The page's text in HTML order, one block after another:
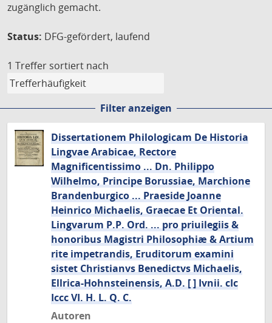
zugänglich gemacht.
Status: DFG-gefördert, laufend
1 Treffer sortiert nach
Filter anzeigen
Dissertationem Philologicam De Historia
Lingvae Arabicae, Rectore
Magnificentissimo ... Dn. Philippo
Wilhelmo, Principe Borussiae, Marchione
Brandenburgico ... Praeside Joanne
Heinrico Michaelis, Graecae Et Oriental.
Lingvarum P.P. Ord. ... pro priuilegiis &
honoribus Magistri Philosophiæ & Artium
rite impetrandis, Eruditorum examini
sistet Christianvs Benedictvs Michaelis,
Ellrica-Hohnsteinensis, A.D. [ ] Ivnii. cIc
Iccc VI. H. L. Q. C.
Autoren